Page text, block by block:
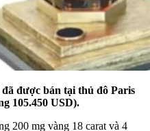
được bán tại thủ đô Paris
105.450 USD).
200 mg vàng 18 carat và 4